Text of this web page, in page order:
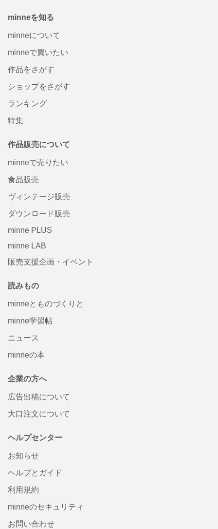
minneを知る
minneについて
minneで買いたい
作品をさがす
ショップをさがす
ランキング
特集
作品販売について
minneで売りたい
食品販売
ヴィンテージ販売
ダウンロード販売
minne PLUS
minne LAB
販売支援企画・イベント
読みもの
minneとものづくりと
minne学習帖
ニュース
minneの本
企業の方へ
広告出稿について
大口注文について
ヘルプセンター
お知らせ
ヘルプとガイド
利用規約
minneのセキュリティ
お問い合わせ